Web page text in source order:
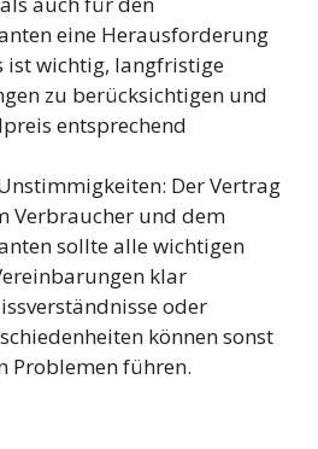
eine Herausforderung
ist wichtig, langfristige
zu berücksichtigen und
entsprechend
Der Vertrag
Verbraucher und dem
sollte alle wichtigen
klar
oder
können sonst
Problemen führen.